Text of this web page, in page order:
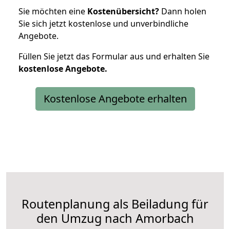
Sie möchten eine Kostenübersicht? Dann holen
Sie sich jetzt kostenlose und unverbindliche
Angebote.
Füllen Sie jetzt das Formular aus und erhalten Sie
kostenloseAngebote.
Kostenlose Angebote erhalten
Routenplanung als Beiladung für
den Umzug nach Amorbach